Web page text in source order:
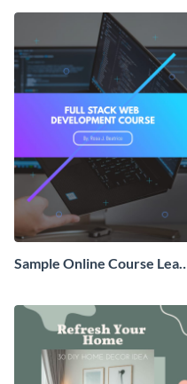
Magnet
Sample Online Course Lead